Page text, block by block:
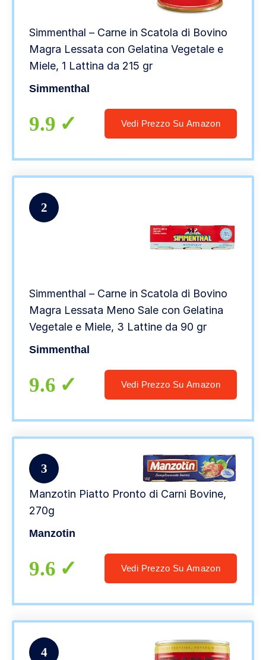
Simmenthal – Carne in Scatola di Bovino
Magra Lessata con Gelatina Vegetale e
Miele, 1 Lattina da 215 gr
Simmenthal
9.9 Vedi Prezzo Su Amazon
2
Simmenthal – Carne in Scatola di Bovino
Magra Lessata Meno Sale con Gelatina
Vegetale e Miele, 3 Lattine da 90 gr
Simmenthal
9.6 Vedi Prezzo Su Amazon
3
Manzotin Piatto Pronto di Carni Bovine,
270g
Manzotin
9.6 Vedi Prezzo Su Amazon
4